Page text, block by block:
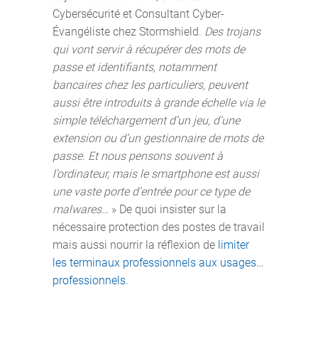
Cybersécurité et Consultant Cyber-
Évangéliste chez Stormshield. Des trojans
qui vont servir à récupérer des mots de
passe et identifiants, notamment
bancaires chez les particuliers, peuvent
aussi être introduits à grande échelle via le
simple téléchargement d’un jeu, d’une
extension ou d’un gestionnaire de mots de
passe. Et nous pensons souvent à
l’ordinateur, mais le smartphone est aussi
une vaste porte d’entrée pour ce type de
malwares…
» De quoi insister sur la
nécessaire protection des postes de travail
mais aussi nourrir la réflexion de limiter
les terminaux professionnels aux usages…
professionnels